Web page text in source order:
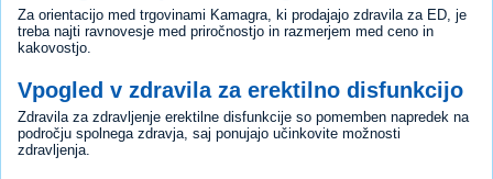
Za orientacijo med trgovinami Kamagra, ki prodajajo zdravila za ED, je
treba najti ravnovesje med priročnostjo in razmerjem med ceno in
kakovostjo.
Vpogled v zdravila za erektilno disfunkcijo
Zdravila za zdravljenje erektilne disfunkcije so pomemben napredek na
področju spolnega zdravja, saj ponujajo učinkovite možnosti
zdravljenja.